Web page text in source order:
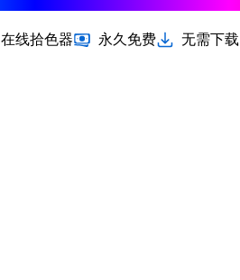
在线拾色器 永久免费 无需下载